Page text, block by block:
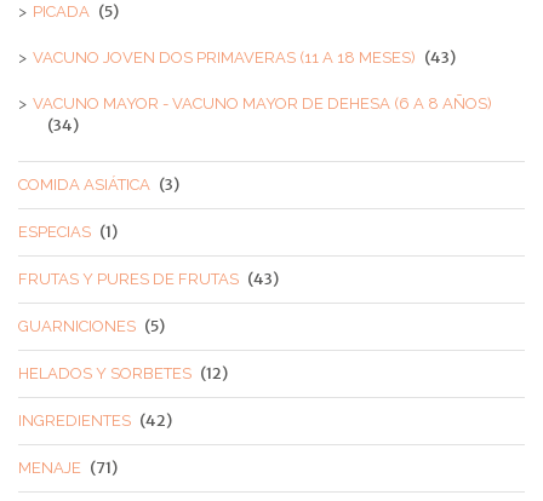
PICADA (5)
VACUNO JOVEN DOS PRIMAVERAS (11 A 18 MESES) (43)
VACUNO MAYOR - VACUNO MAYOR DE DEHESA (6 A 8 AÑOS)
(34)
COMIDA ASIÁTICA (3)
ESPECIAS (1)
FRUTAS Y PURES DE FRUTAS (43)
GUARNICIONES (5)
HELADOS Y SORBETES (12)
INGREDIENTES (42)
MENAJE (71)